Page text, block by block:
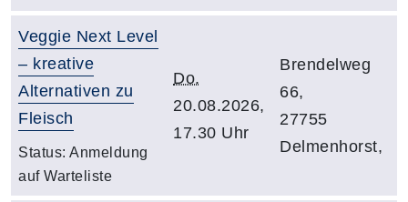
Veggie Next Level
– kreative
Alternativen zu
Fleisch
Status: Anmeldung
auf Warteliste
Do.
20.08.2026,
17.30 Uhr
Brendelweg
66,
27755
Delmenhorst,